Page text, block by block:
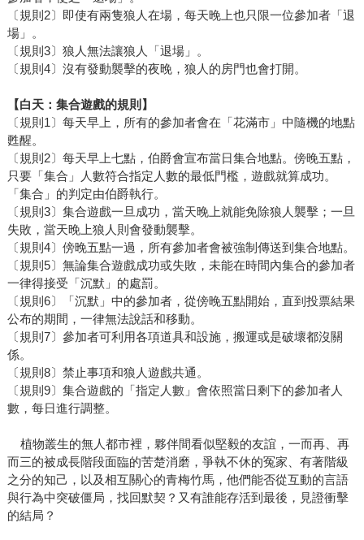
〔規則2〕即使有兩隻狼人在場，每天晚上也只限一位參加者「退
場」。
〔規則3〕狼人無法讓狼人「退場」。
〔規則4〕沒有發動襲擊的夜晚，狼人的房門也會打開。
【白天：集合遊戲的規則】
〔規則1〕每天早上，所有的參加者會在「花滿市」中隨機的地點
甦醒。
〔規則2〕每天早上七點，伯爵會宣布當日集合地點。傍晚五點，
只要「集合」人數符合指定人數的最低門檻，遊戲就算成功。
「集合」的判定由伯爵執行。
〔規則3〕集合遊戲一旦成功，當天晚上就能免除狼人襲擊；一旦
失敗，當天晚上狼人則會發動襲擊。
〔規則4〕傍晚五點一過，所有參加者會被強制傳送到集合地點。
〔規則5〕無論集合遊戲成功或失敗，未能在時間內集合的參加者
一律得接受「沉默」的處罰。
〔規則6〕「沉默」中的參加者，從傍晚五點開始，直到投票結果
公布的期間，一律無法說話和移動。
〔規則7〕參加者可利用各項道具和設施，搬運或是破壞都沒關
係。
〔規則8〕禁止事項和狼人遊戲共通。
〔規則9〕集合遊戲的「指定人數」會依照當日剩下的參加者人
數，每日進行調整。
植物叢生的無人都市裡，夥伴間看似堅毅的友誼，一而再、再
而三的被成長階段面臨的苦楚消磨，爭執不休的冤家、有著階級
之分的知己，以及相互關心的青梅竹馬，他們能否從互動的言語
與行為中突破僵局，找回默契？又有誰能存活到最後，見證衝擊
的結局？